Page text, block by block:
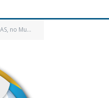
providências)